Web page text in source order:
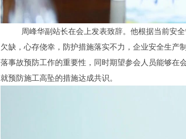
周峰华副站长在会上发表致辞。他根据当前安
欠缺，心存侥幸，防护措施落实不力，企业安全生产
落事故预防工作的重要性，同时期望参会人员能够在
就预防施工高坠的措施达成共识。